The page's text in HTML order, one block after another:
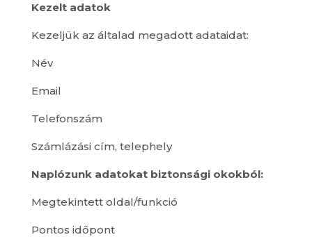
Kezelt adatok
Kezeljük az általad megadott adataidat:
Név
Email
Telefonszám
Számlázási cím, telephely
Naplózunk adatokat biztonsági okokból:
Megtekintett oldal/funkció
Pontos időpont